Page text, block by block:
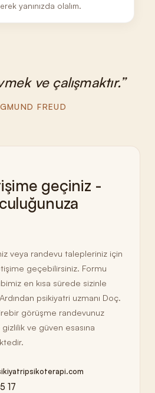
yanınızda olalım.
ve çalışmaktır.
FREUD
geçiniz -
veya randevu talepleriniz için
geçebilirsiniz. Formu
en kısa sürede sizinle
psikiyatri uzmanı Doç.
görüşme randevunuz
ve güven esasına
17